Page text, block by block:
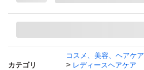
カテゴリ
コスメ、美容、ヘアケア
レディースヘアケア